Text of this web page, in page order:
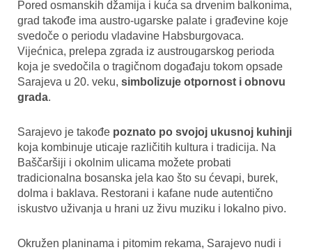
Pored osmanskih džamija i kuća sa drvenim balkonima,
grad takođe ima austro-ugarske palate i građevine koje
svedoče o periodu vladavine Habsburgovaca.
Vijećnica, prelepa zgrada iz austrougarskog perioda
koja je svedočila o tragičnom događaju tokom opsade
Sarajeva u 20. veku, simbolizuje otpornost i obnovu
grada.
Sarajevo je takođe poznato po svojoj ukusnoj kuhinji
koja kombinuje uticaje različitih kultura i tradicija. Na
Baščaršiji i okolnim ulicama možete probati
tradicionalna bosanska jela kao što su ćevapi, burek,
dolma i baklava. Restorani i kafane nude autentično
iskustvo uživanja u hrani uz živu muziku i lokalno pivo.
Okružen planinama i pitomim rekama, Sarajevo nudi i